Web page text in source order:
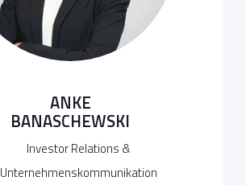
ANKE
BANASCHEWSKI
Investor Relations &
Unternehmenskommunikation